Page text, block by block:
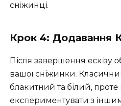
сніжинці.
Крок 4: Додавання
Після завершення ескізу
вашої сніжинки.
блакитний та білий, проте
експериментувати з